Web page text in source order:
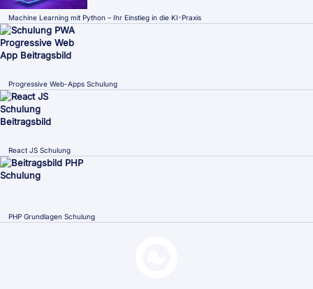
Machine Learning mit Python – Ihr Einstieg in die KI-Praxis
Progressive Web-Apps Schulung
React JS Schulung
PHP Grundlagen Schulung